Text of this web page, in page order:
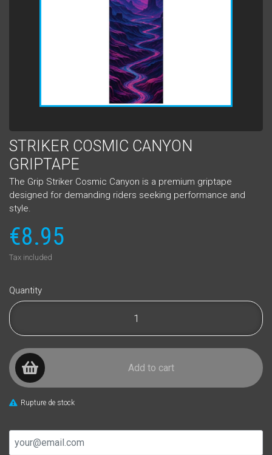
STRIKER COSMIC CANYON
GRIPTAPE
The Grip Striker Cosmic Canyon is a premium griptape
designed for demanding riders seeking performance and
style.
€8.95
Tax included
Quantity
Add to cart
Rupture de stock